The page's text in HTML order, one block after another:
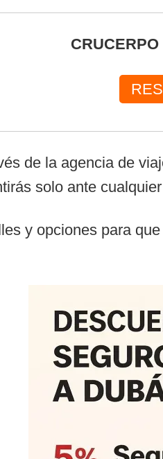
de la agencia de
solo ante
y opciones para